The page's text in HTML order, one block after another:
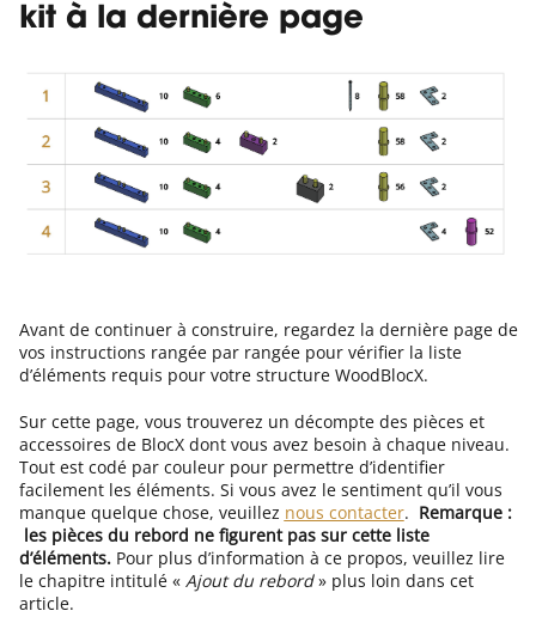
kit à la dernière page
Avant de continuer à construire, regardez la dernière page de
vos instructions rangée par rangée pour vérifier la liste
d’éléments requis pour votre structure WoodBlocX.
Sur cette page, vous trouverez un décompte des pièces et
accessoires de BlocX dont vous avez besoin à chaque niveau.
Tout est codé par couleur pour permettre d’identifier
facilement les éléments. Si vous avez le sentiment qu’il vous
manque quelque chose, veuillez nous contacter. Remarque :
les pièces du rebord ne figurent pas sur cette liste
d’éléments.Pour plus d’information à ce propos, veuillez lire
le chapitre intitulé « Ajout du rebord» plus loin dans cet
article.